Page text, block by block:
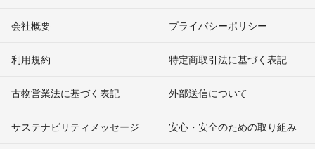
会社概要 プライバシーポリシー
利用規約 特定商取引法に基づく表記
古物営業法に基づく表記 外部送信について
サステナビリティメッセージ 安心・安全のための取り組み